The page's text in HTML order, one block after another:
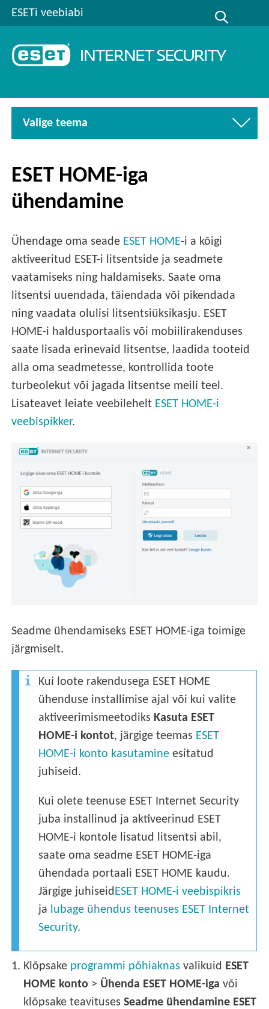
ESETi veebiabi
Valige teema
ESET HOME-iga
ühendamine
Ühendage oma seade ESET HOME-i a kõigi
aktiveeritud ESET-i litsentside ja seadmete
vaatamiseks ning haldamiseks. Saate oma
litsentsi uuendada, täiendada või pikendada
ning vaadata olulisi litsentsiüksikasju. ESET
HOME-i haldusportaalis või mobiilirakenduses
saate lisada erinevaid litsentse, laadida tooteid
alla oma seadmetesse, kontrollida toote
turbeolekut või jagada litsentse meili teel.
Lisateavet leiate veebilehelt ESET HOME-i
veebispikker.
Seadme ühendamiseks ESET HOME-iga toimige
järgmiselt.
Kui loote rakendusega ESET HOME
ühenduse installimise ajal või kui valite
aktiveerimismeetodiks Kasuta ESET
HOME-i kontot, järgige teemas ESET
HOME-i konto kasutamine esitatud
juhiseid.
Kui olete teenuse ESET Internet Security
juba installinud ja aktiveerinud ESET
HOME-i kontole lisatud litsentsi abil,
saate oma seadme ESET HOME-iga
ühendada portaali ESET HOME kaudu.
Järgige juhiseid ESET HOME-i veebispikris
ja lubage ühendus teenuses ESET Internet
Security.
1. Klõpsake programmi põhiaknas valikuid ESET
HOME konto > Ühenda ESET HOME-iga või
klõpsake teavitusesSeadme ühendamine ESET